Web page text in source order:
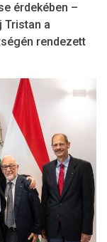
érdekében –
Tristan a
rendezett